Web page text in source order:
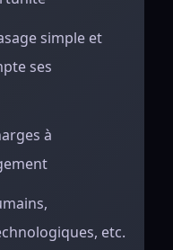
simple et
ses
à
etc.